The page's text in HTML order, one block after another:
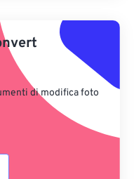
di modifica foto